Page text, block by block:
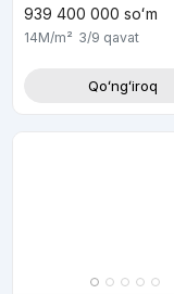
939 400 000 soʻm
14M/m² 3/9 qavat
Qoʻngʻiroq